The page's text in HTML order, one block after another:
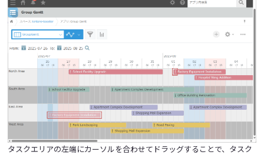
タスクエリアの左端にカーソルを合わせてドラッグすることで、タスク